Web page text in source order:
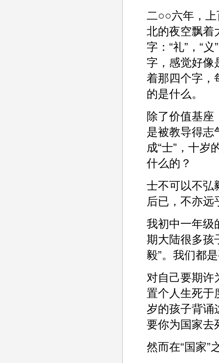
二○○六年，上
北的夜空飘着
字：“礼”，“
字，感觉好像
着那四个字，
的是什么。
除了价值基座
是被教导得志
成“士”，十岁
什么的？
士不可以不弘
后已，不亦远
我初中一年级
期大陆很多孩
毅”。我们都
对自己要期许
置个人生死于
岁的孩子背诵
要你为国家去
然而在“国家”